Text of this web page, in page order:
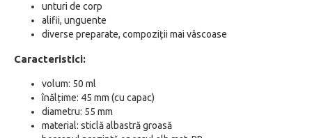
unturi de corp
alifii, unguente
diverse preparate, compoziții mai vâscoase
Caracteristici:
volum: 50 ml
înălțime: 45 mm (cu capac)
diametru: 55 mm
material: sticlă albastră groasă